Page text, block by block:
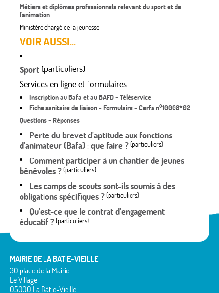
Métiers et diplômes professionnels relevant du sport et de
l'animation
Ministère chargé de la jeunesse
VOIR AUSSI...
Sport (particuliers)
Services en ligne et formulaires
Inscription au Bafa et au BAFD - Téléservice
Fiche sanitaire de liaison - Formulaire - Cerfa n°10008*02
Questions - Réponses
Perte du brevet d'aptitude aux fonctions
d'animateur (Bafa) : que faire ?(particuliers)
Comment participer à un chantier de jeunes
bénévoles ?(particuliers)
Les camps de scouts sont-ils soumis à des
obligations spécifiques ?(particuliers)
Qu'est-ce que le contrat d'engagement
éducatif ?(particuliers)
MAIRIE DE LA BATIE-VIEILLE
30 place de la Mairie
Le Village
05000 La Bâtie-Vieille